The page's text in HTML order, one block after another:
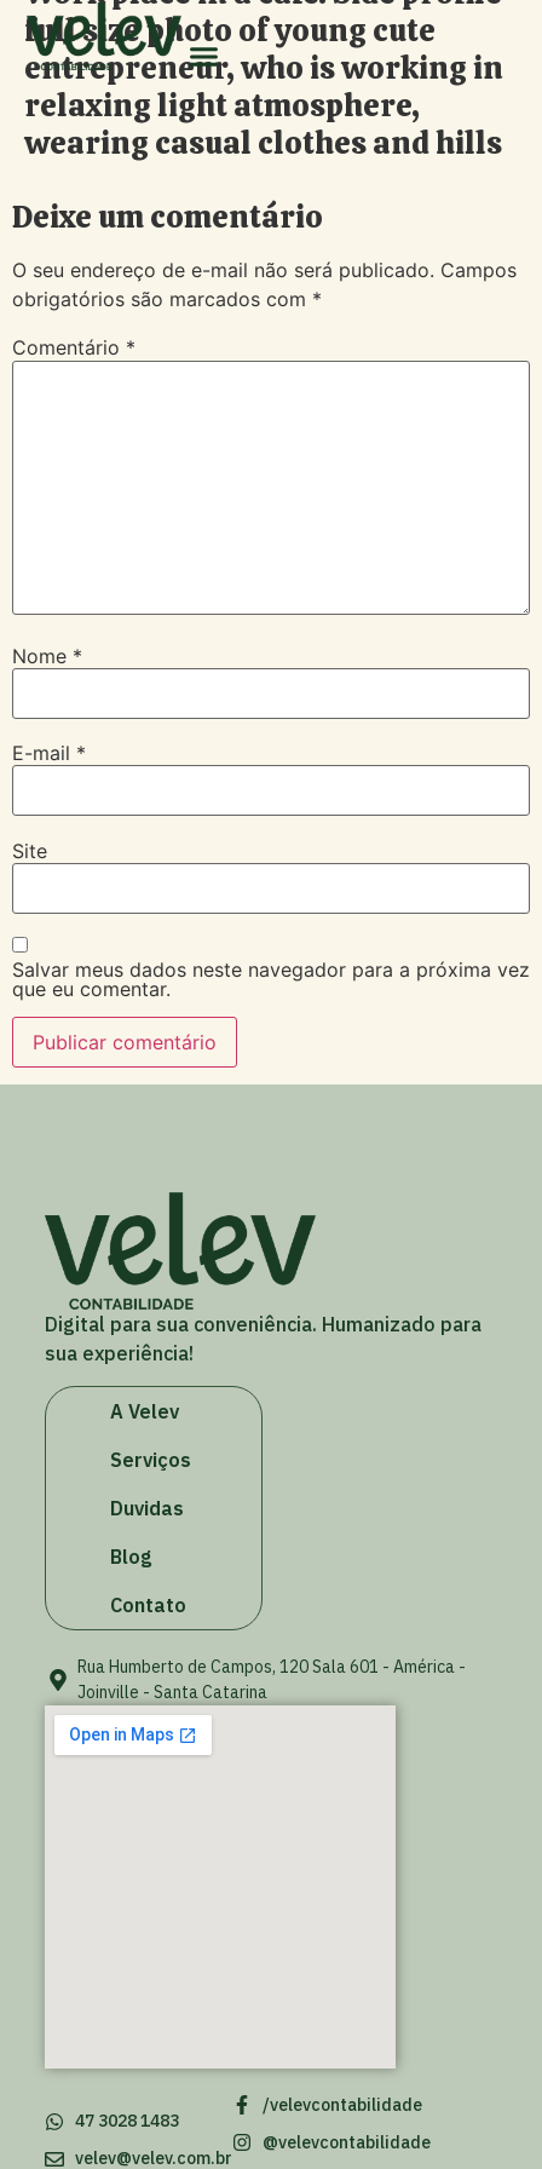
full size photo of young cute
entrepreneur, who is working in
relaxing light atmosphere,
wearing casual clothes and hills
Deixe um comentário
O seu endereço de e-mail não será publicado. Campos
obrigatórios são marcados com *
Comentário *
Nome *
E-mail *
Site
Salvar meus dados neste navegador para a próxima vez
que eu comentar.
Digital para sua conveniência. Humanizado para
sua experiência!
A Velev
Serviços
Duvidas
Blog
Contato
Rua Humberto de Campos, 120 Sala 601 - América -
Joinville - Santa Catarina
/velevcontabilidade
@velevcontabilidade
47 3028 1483
velev@velev.com.br